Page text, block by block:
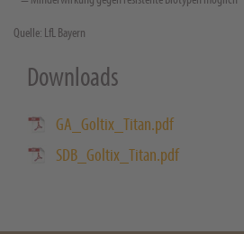
Quelle: LfL Bayern
Downloads
GA_Goltix_Titan.pdf
SDB_Goltix_Titan.pdf